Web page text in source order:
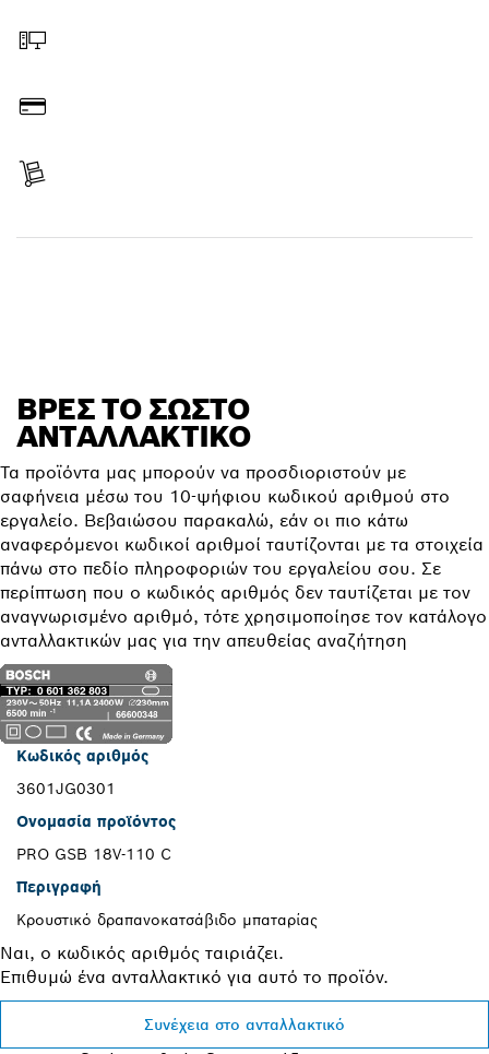
ΒΡΕΣ ΤΟ ΣΩΣΤΌ
ΑΝΤΑΛΛΑΚΤΙΚΌ
Τα προϊόντα μας μπορούν να προσδιοριστούν με
σαφήνεια μέσω του 10-ψήφιου κωδικού αριθμού στο
εργαλείο. Βεβαιώσου παρακαλώ, εάν οι πιο κάτω
αναφερόμενοι κωδικοί αριθμοί ταυτίζονται με τα στοιχεία
πάνω στο πεδίο πληροφοριών του εργαλείου σου. Σε
περίπτωση που ο κωδικός αριθμός δεν ταυτίζεται με τον
αναγνωρισμένο αριθμό, τότε χρησιμοποίησε τον κατάλογο
ανταλλακτικών μας για την απευθείας αναζήτηση
Κωδικός αριθμός
3601JG0301
Ονομασία προϊόντος
PRO GSB 18V-110 C
Περιγραφή
Κρουστικό δραπανοκατσάβιδο μπαταρίας
Ναι, ο κωδικός αριθμός ταιριάζει.
Επιθυμώ ένα ανταλλακτικό για αυτό το προϊόν.
Συνέχεια στο ανταλλακτικό